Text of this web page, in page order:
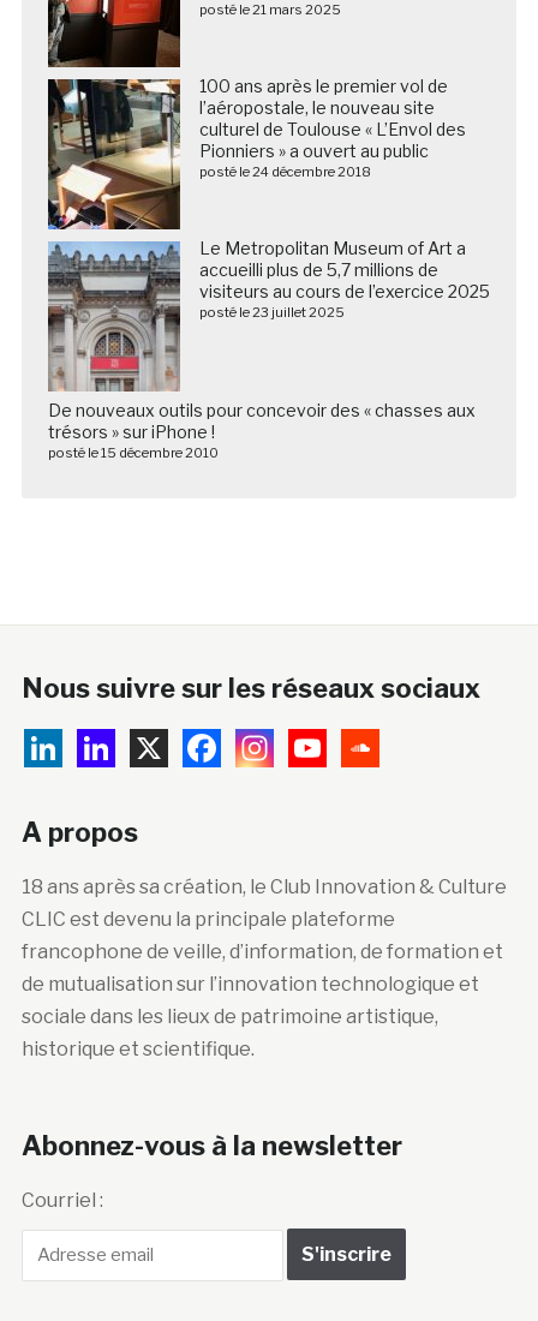
posté le 21 mars 2025
100 ans après le premier vol de
l’aéropostale, le nouveau site
culturel de Toulouse « L’Envol des
Pionniers » a ouvert au public
posté le 24 décembre 2018
Le Metropolitan Museum of Art a
accueilli plus de 5,7 millions de
visiteurs au cours de l’exercice 2025
posté le 23 juillet 2025
De nouveaux outils pour concevoir des « chasses aux
trésors » sur iPhone !
posté le 15 décembre 2010
Nous suivre sur les réseaux sociaux
A propos
18 ans après sa création, le Club Innovation & Culture
CLIC est devenu la principale plateforme
francophone de veille, d’information, de formation et
de mutualisation sur l’innovation technologique et
sociale dans les lieux de patrimoine artistique,
historique et scientifique.
Abonnez-vous à la newsletter
Courriel :